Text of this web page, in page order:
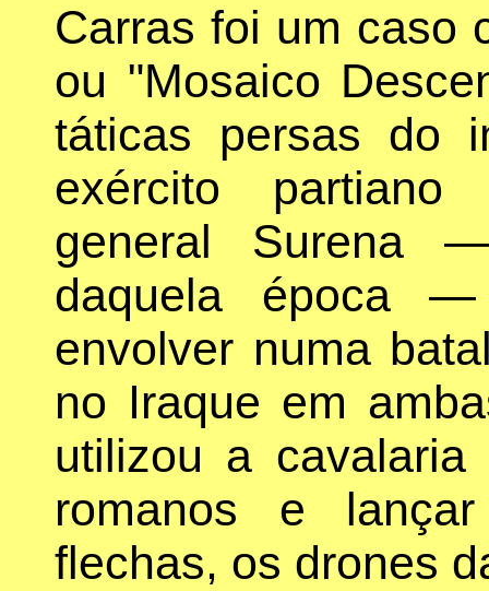
Carras foi um caso
ou "Mosaico
táticas persas do
exército
general Surena
daquela época
envolver numa
no Iraque em
utilizou a
romanos e
flechas, os drones